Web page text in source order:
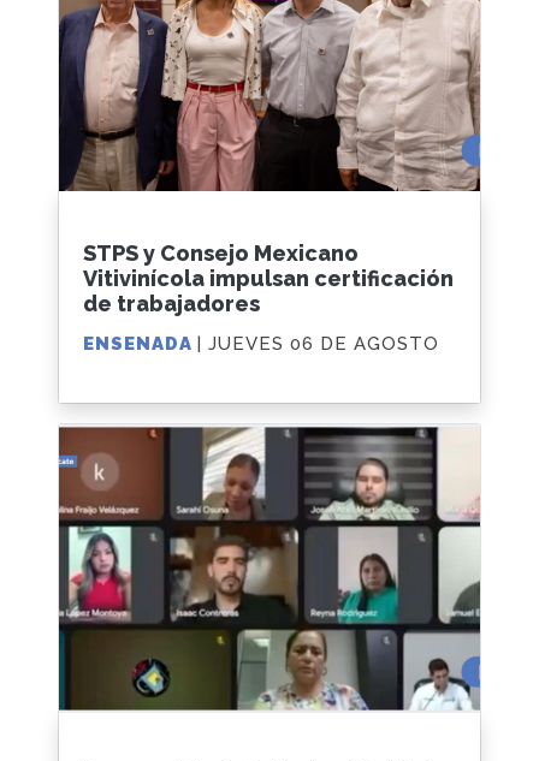
STPS y Consejo Mexicano
Vitivinícola impulsan certificación
de trabajadores
ENSENADA | JUEVES 06 DE AGOSTO